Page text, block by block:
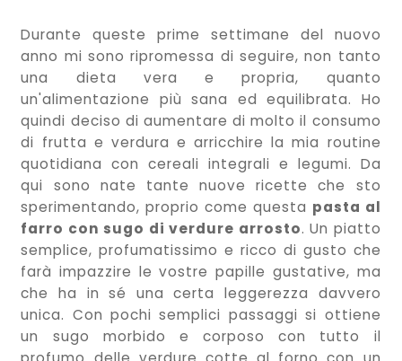
Durante queste prime settimane del nuovo
anno mi sono ripromessa di seguire, non tanto
una dieta vera e propria, quanto
un'alimentazione più sana ed equilibrata. Ho
quindi deciso di aumentare di molto il consumo
di frutta e verdura e arricchire la mia routine
quotidiana con cereali integrali e legumi. Da
qui sono nate tante nuove ricette che sto
sperimentando, proprio come questa pasta al
farro con sugo di verdure arrosto. Un piatto
semplice, profumatissimo e ricco di gusto che
farà impazzire le vostre papille gustative, ma
che ha in sé una certa leggerezza davvero
unica. Con pochi semplici passaggi si ottiene
un sugo morbido e corposo con tutto il